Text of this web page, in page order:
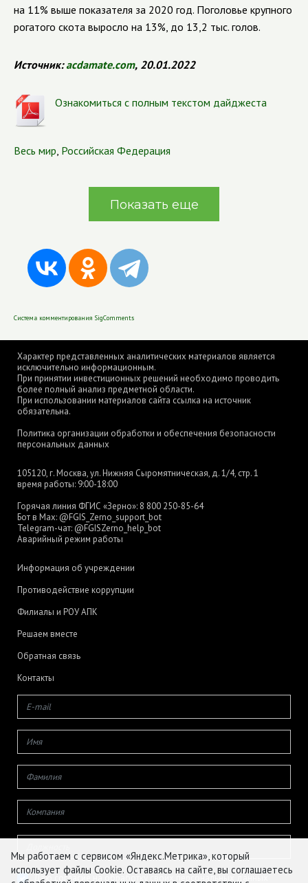
на 11% выше показателя за 2020 год. Поголовье крупного
рогатого скота выросло на 13%, до 13,2 тыс. голов.
Источник:acdamate.com, 20.01.2022
Ознакомиться с полным текстом дайджеста
Весь мир, Российская Федерация
Показать еще
Система комментирования SigComments
Характер представленных аналитических материалов является
исключительно информационным.
При принятии инвестиционных решений необходимо проводить
более полный анализ предметной области.
При использовании материалов сайта ссылка на источник
обязательна.
Политика организации обработки и обеспечения безопасности
персональных данных
105120, г. Москва, ул. Нижняя Сыромятническая, д. 1/4, стр. 1
время работы: 9:00-18:00
Горячая линия ФГИС «Зерно»: 8 800 250-85-64
Бот в Max: @FGIS_Zerno_support_bot
Telegram-чат: @FGISZerno_help_bot
Аварийный режим работы
Информация об учреждении
Противодействие коррупции
Филиалы и РОУ АПК
Решаем вместе
Обратная связь
Контакты
Даю согласие на обработку своих персональных данных
Мы работаем с сервисом «Яндекс.Метрика», который
использует файлы Cookie. Оставаясь на сайте, вы соглашаетесь